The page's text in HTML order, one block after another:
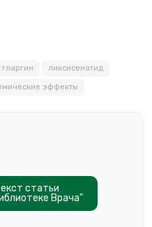
ликсисенатид
эффекты
статьи
Врача"